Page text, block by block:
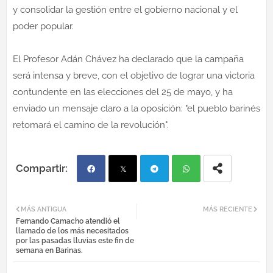
y consolidar la gestión entre el gobierno nacional y el
poder popular.
El Profesor Adán Chávez ha declarado que la campaña
será intensa y breve, con el objetivo de lograr una victoria
contundente en las elecciones del 25 de mayo, y ha
enviado un mensaje claro a la oposición: "el pueblo barinés
retomará el camino de la revolución".
ebo tter
MÁS RECIENTE
MÁS ANTIGUA
Fernando Camacho atendió el
llamado de los más necesitados
por las pasadas lluvias este fin de
semana en Barinas.